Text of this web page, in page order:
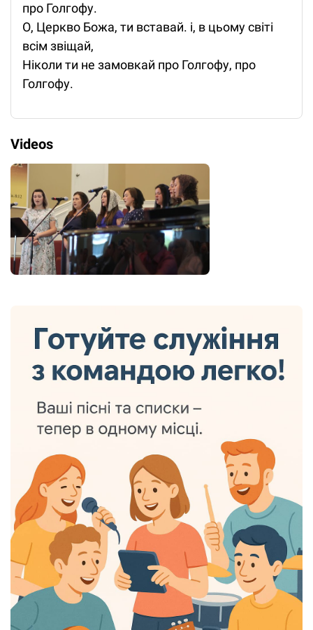
про Голгофу.
О, Церкво Божа, ти вставай. і, в цьому світі
всім звіщай,
Ніколи ти не замовкай про Голгофу, про
Голгофу.
Videos